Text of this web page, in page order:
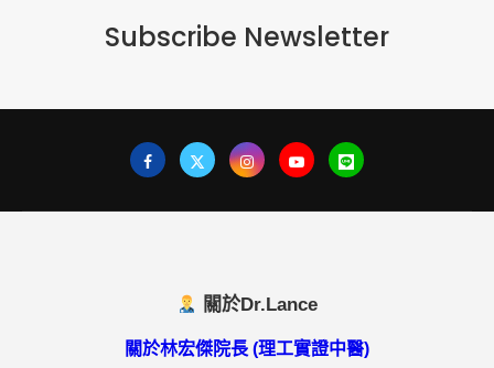
Subscribe Newsletter
關於Dr.Lance
關於林宏傑院長 (理工實證中醫)